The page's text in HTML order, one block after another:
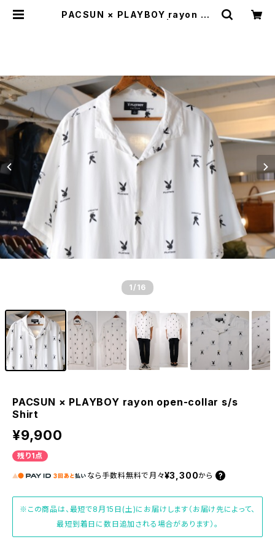
PACSUN × PLAYBOY rayon op
1 /16
PACSUN × PLAYBOY rayon open-collar s/s
Shirt
¥9,900
残り1点
なら 手数料無料で 月々¥3,300から
※この商品は、最短で8月15日(土)にお届けします（お届け先によって、
最短到着日に数日追加される場合があります）。